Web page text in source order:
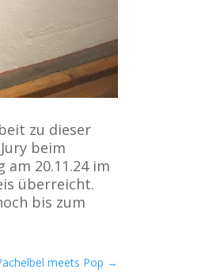
zu dieser
beim
20.11.24 im
überreicht.
bis zum
meets Pop →